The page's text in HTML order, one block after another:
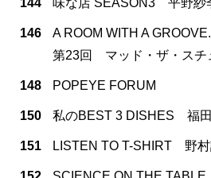
144 味な店 SEASON3 平野紗
146
A ROOM WITH A
第23回 マッド・ザ・スチ
148 POPEYE FORUM
150 私のBEST 3 DISHES 福
151 LISTEN TO T-SHIRT 野